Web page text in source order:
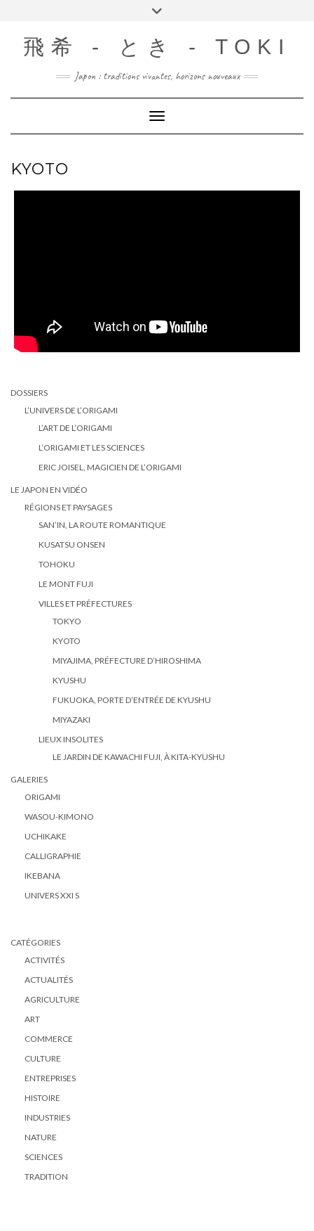
content飛希 - とき - TOKI
Japon : traditions vivantes, horizons nouveaux
Toggle Navigation
KYOTO
DOSSIERS
L’UNIVERS DE L’ORIGAMI
L’ART DE L’ORIGAMI
L’ORIGAMI ET LES SCIENCES
ERIC JOISEL, MAGICIEN DE L’ORIGAMI
LE JAPON EN VIDÉO
RÉGIONS ET PAYSAGES
SAN’IN, LA ROUTE ROMANTIQUE
KUSATSU ONSEN
TOHOKU
LE MONT FUJI
VILLES ET PRÉFECTURES
TOKYO
KYOTO
MIYAJIMA, PRÉFECTURE D’HIROSHIMA
KYUSHU
FUKUOKA, PORTE D’ENTRÉE DE KYUSHU
MIYAZAKI
LIEUX INSOLITES
LE JARDIN DE KAWACHI FUJI, À KITA-KYUSHU
GALERIES
ORIGAMI
WASOU-KIMONO
UCHIKAKE
CALLIGRAPHIE
IKEBANA
UNIVERS XXI S
CATÉGORIES
ACTIVITÉS
ACTUALITÉS
AGRICULTURE
ART
COMMERCE
CULTURE
ENTREPRISES
HISTOIRE
INDUSTRIES
NATURE
SCIENCES
TRADITION